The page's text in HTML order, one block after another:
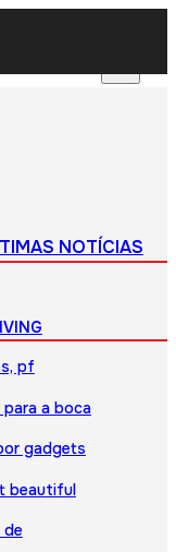
NOTÍCIAS
pf
para a boca
gadgets
beautiful
de